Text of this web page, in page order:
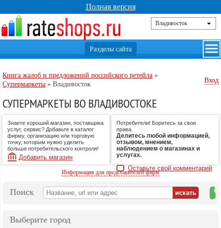
Полная версия
Книга жалоб и предложений российского ретейла »
Супермаркеты »Владивосток
Вход
СУПЕРМАРКЕТЫ ВО ВЛАДИВОСТОКЕ
Знаете хороший магазин, поставщика
услуг, сервис? Добавьте в каталог
фирму, организацию или торговую
точку, которым нужно уделить
больше потребительского контроля!
Добавить магазин
Потребители! Боритесь за свои
права.
Делитесь любой информацией,
отзывом, мнением,
наблюдением о магазинах и
услугах.
Оставьте свой комментарий
Информация для представителей фирм
Поиск
на
Выберите город